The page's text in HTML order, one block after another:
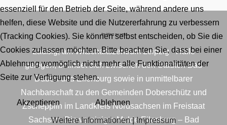
Ihr Weg zu uns
Laußig, am Witschaftszentrum Leipzig - Halle
gelegen, befindet sich zwischen den Städten Bad
Düben und Eilenburg sowie in unmittelbarer
Nachbarschaft zu den Gemeinden Doberschütz und
Zschepplin im Landkreis Nordsachsen im Freistaat
Sachsen. Die vereinigte Mulde Eilenburg – Bad
essenziell für den Betrieb der Seite, während andere uns
helfen, diese Website und die Nutzererfahrung zu verbessern
(Tracking Cookies). Sie können selbst entscheiden, ob Sie die
Cookies zulassen möchten. Bitte beachten Sie, dass bei einer
Ablehnung womöglich nicht mehr alle Funktionalitäten der
Seite zur Verfügung stehen.
Akzeptieren Ablehnen
Weitere Informationen|Impressum